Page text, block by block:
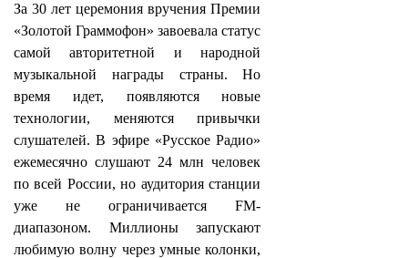
За 30 лет церемония вручения Премии
«Золотой Граммофон» завоевала статус
самой авторитетной и народной
музыкальной награды страны. Но
время идет, появляются новые
технологии, меняются привычки
слушателей. В эфире «Русское Радио»
ежемесячно слушают 24 млн человек
по всей России, но аудитория станции
уже не ограничивается FM-
диапазоном. Миллионы запускают
любимую волну через умные колонки,